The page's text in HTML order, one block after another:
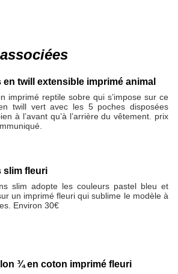
en twill extensible imprimé animal
imprimé reptile sobre qui s’impose sur ce
twill vert avec les 5 poches disposées
à l’avant qu’à l’arrière du vêtement. prix
slim fleuri
slim adopte les couleurs pastel bleu et
un imprimé fleuri qui sublime le modèle à
Environ 30€
¾ en coton imprimé fleuri